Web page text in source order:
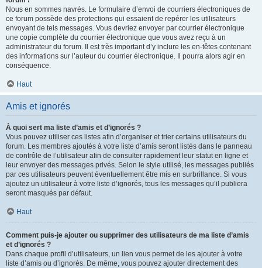
Nous en sommes navrés. Le formulaire d’envoi de courriers électroniques de
ce forum possède des protections qui essaient de repérer les utilisateurs
envoyant de tels messages. Vous devriez envoyer par courrier électronique
une copie complète du courrier électronique que vous avez reçu à un
administrateur du forum. Il est très important d’y inclure les en-têtes contenant
des informations sur l’auteur du courrier électronique. Il pourra alors agir en
conséquence.
Haut
Amis et ignorés
À quoi sert ma liste d’amis et d’ignorés ?
Vous pouvez utiliser ces listes afin d’organiser et trier certains utilisateurs du
forum. Les membres ajoutés à votre liste d’amis seront listés dans le panneau
de contrôle de l’utilisateur afin de consulter rapidement leur statut en ligne et
leur envoyer des messages privés. Selon le style utilisé, les messages publiés
par ces utilisateurs peuvent éventuellement être mis en surbrillance. Si vous
ajoutez un utilisateur à votre liste d’ignorés, tous les messages qu’il publiera
seront masqués par défaut.
Haut
Comment puis-je ajouter ou supprimer des utilisateurs de ma liste d’amis
et d’ignorés ?
Dans chaque profil d’utilisateurs, un lien vous permet de les ajouter à votre
liste d’amis ou d’ignorés. De même, vous pouvez ajouter directement des